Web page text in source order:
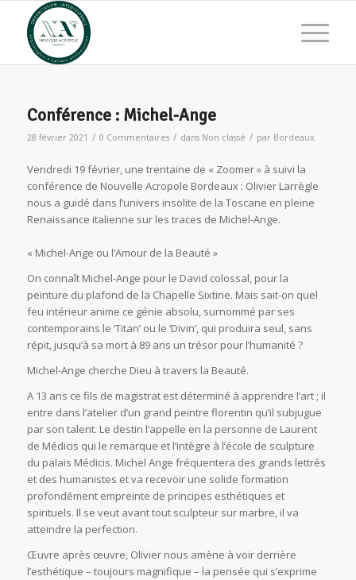
Conférence : Michel-Ange
28 février 2021 / 0 Commentaires / dans Non classé / par Bordeaux
Vendredi 19 février, une trentaine de « Zoomer » à suivi la
conférence de Nouvelle Acropole Bordeaux : Olivier Larrègle
nous a guidé dans l’univers insolite de la Toscane en pleine
Renaissance italienne sur les traces de Michel-Ange.
« Michel-Ange ou l’Amour de la Beauté »
On connaît Michel-Ange pour le David colossal, pour la
peinture du plafond de la Chapelle Sixtine. Mais sait-on quel
feu intérieur anime ce génie absolu, surnommé par ses
contemporains le ‘Titan’ ou le ‘Divin’, qui produira seul, sans
répit, jusqu’à sa mort à 89 ans un trésor pour l’humanité ?
Michel-Ange cherche Dieu à travers la Beauté.
A 13 ans ce fils de magistrat est déterminé à apprendre l’art ; il
entre dans l’atelier d’un grand peintre florentin qu’il subjugue
par son talent. Le destin l’appelle en la personne de Laurent
de Médicis qui le remarque et l’intègre à l’école de sculpture
du palais Médicis. Michel Ange fréquentera des grands lettrés
et des humanistes et va recevoir une solide formation
profondément empreinte de principes esthétiques et
spirituels. Il se veut avant tout sculpteur sur marbre, il va
atteindre la perfection.
Œuvre après œuvre, Olivier nous amène à voir derrière
l’esthétique – toujours magnifique – la pensée qui s’exprime